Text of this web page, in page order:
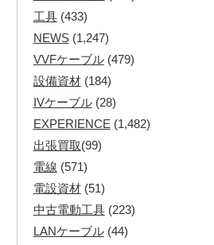
工具(433)
NEWS(1,247)
VVFケーブル(479)
設備資材(184)
IVケーブル(28)
EXPERIENCE (1,482)
出張買取(99)
電線 (571)
電設資材(51)
中古電動工具(223)
LANケーブル(44)